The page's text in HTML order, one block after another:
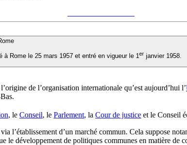
Rome le 25 mars 1957 et entré en vigueur le 1 er janvier 1958.
de l’organisation internationale qu’est aujourd’hui l’
, le Conseil, le Parlement, la Cour de justice et le Conseil
l’établissement d’un marché commun. Cela suppose
le développement de politiques communes en matière